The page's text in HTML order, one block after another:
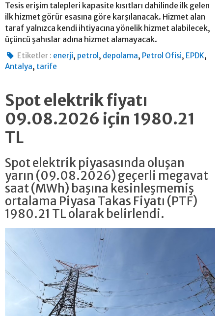
Tesis erişim talepleri kapasite kısıtları dahilinde ilk gelen
ilk hizmet görür esasına göre karşılanacak. Hizmet alan
taraf yalnızca kendi ihtiyacına yönelik hizmet alabilecek,
üçüncü şahıslar adına hizmet alamayacak.
Etiketler : enerji, petrol , depolama, Petrol Ofisi, EPDK,
Antalya, tarife
Spot elektrik fiyatı
09.08.2026 için 1980.21
TL
Spot elektrik piyasasında oluşan
yarın (09.08.2026) geçerli megavat
saat (MWh) başına kesinleşmemiş
ortalama Piyasa Takas Fiyatı (PTF)
1980.21 TL olarak belirlendi.